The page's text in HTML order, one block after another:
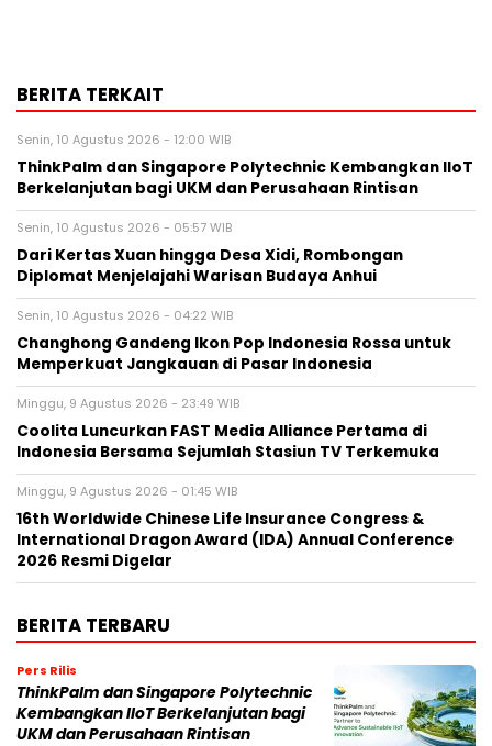
BERITA TERKAIT
Senin, 10 Agustus 2026 - 12:00 WIB
ThinkPalm dan Singapore Polytechnic Kembangkan IIoT
Berkelanjutan bagi UKM dan Perusahaan Rintisan
Senin, 10 Agustus 2026 - 05:57 WIB
Dari Kertas Xuan hingga Desa Xidi, Rombongan
Diplomat Menjelajahi Warisan Budaya Anhui
Senin, 10 Agustus 2026 - 04:22 WIB
Changhong Gandeng Ikon Pop Indonesia Rossa untuk
Memperkuat Jangkauan di Pasar Indonesia
Minggu, 9 Agustus 2026 - 23:49 WIB
Coolita Luncurkan FAST Media Alliance Pertama di
Indonesia Bersama Sejumlah Stasiun TV Terkemuka
Minggu, 9 Agustus 2026 - 01:45 WIB
16th Worldwide Chinese Life Insurance Congress &
International Dragon Award (IDA) Annual Conference
2026 Resmi Digelar
BERITA TERBARU
Pers Rilis
ThinkPalm dan Singapore Polytechnic
Kembangkan IIoT Berkelanjutan bagi
UKM dan Perusahaan Rintisan